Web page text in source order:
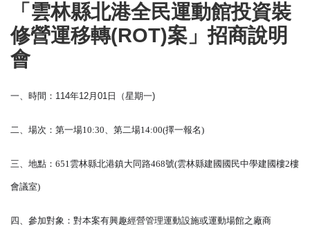
「雲林縣北港全民運動館投資裝
修營運移轉(ROT)案」招商說明
會
一、時間：114年12月01日（星期一)
二、場次：第一場10:30、第二場14:00(擇一報名)
三、地點：651雲林縣北港鎮大同路468號(雲林縣建國國民中學建國樓2樓
會議室)
四、參加對象：對本案有興趣經營管理運動設施或運動場館之廠商